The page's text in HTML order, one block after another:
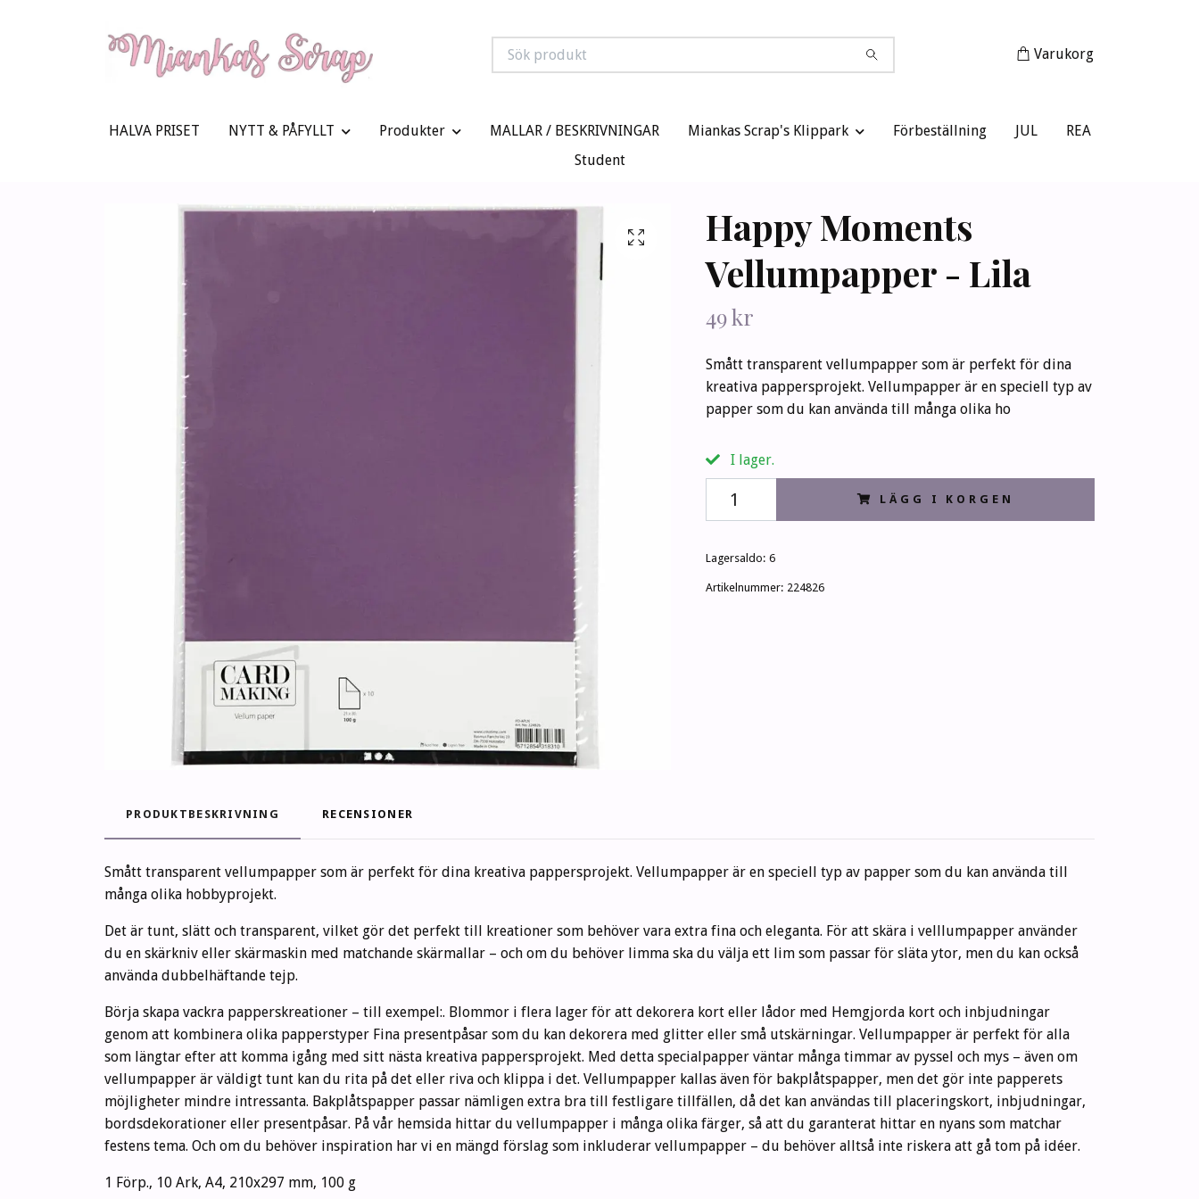
Varukorg
HALVA PRISET NYTT & PÅFYLLT Produkter MALLAR / BESKRIVNINGAR Miankas Scrap's Klippark Förbeställning JUL
REA
Student
Happy Moments
Vellumpapper - Lila
49 kr
Smått transparent vellumpapper som är perfekt för dina
kreativa pappersprojekt. Vellumpapper är en speciell typ av
papper som du kan använda till många olika ho
I lager.
LÄGG I KORGEN
Lagersaldo: 6
Artikelnummer: 224826
PRODUKTBESKRIVNING RECENSIONER
Smått transparent vellumpapper som är perfekt för dina kreativa pappersprojekt. Vellumpapper är en speciell typ av papper som du kan använda till
många olika hobbyprojekt.
Det är tunt, slätt och transparent, vilket gör det perfekt till kreationer som behöver vara extra fina och eleganta. För att skära i velllumpapper använder
du en skärkniv eller skärmaskin med matchande skärmallar – och om du behöver limma ska du välja ett lim som passar för släta ytor, men du kan också
använda dubbelhäftande tejp.
Börja skapa vackra papperskreationer – till exempel:. Blommor i flera lager för att dekorera kort eller lådor med Hemgjorda kort och inbjudningar
genom att kombinera olika papperstyper Fina presentpåsar som du kan dekorera med glitter eller små utskärningar. Vellumpapper är perfekt för alla
som längtar efter att komma igång med sitt nästa kreativa pappersprojekt. Med detta specialpapper väntar många timmar av pyssel och mys – även om
vellumpapper är väldigt tunt kan du rita på det eller riva och klippa i det. Vellumpapper kallas även för bakplåtspapper, men det gör inte papperets
möjligheter mindre intressanta. Bakplåtspapper passar nämligen extra bra till festligare tillfällen, då det kan användas till placeringskort, inbjudningar,
bordsdekorationer eller presentpåsar. På vår hemsida hittar du vellumpapper i många olika färger, så att du garanterat hittar en nyans som matchar
festens tema. Och om du behöver inspiration har vi en mängd förslag som inkluderar vellumpapper – du behöver alltså inte riskera att gå tom på idéer.
1 Förp., 10 Ark, A4, 210x297 mm, 100 g